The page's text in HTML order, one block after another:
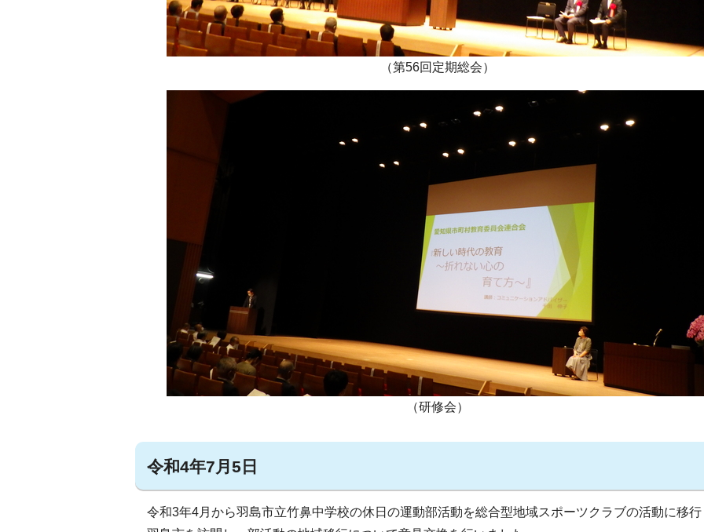
（第56回定期総会）
（研修会）
令和4年7月5日
令和3年4月から羽島市立竹鼻中学校の休日の運動部活動を総合型地域スポーツクラブの活動に移